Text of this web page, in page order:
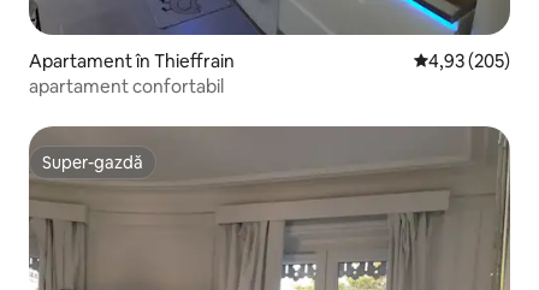
Apartament în Thieffrain Scor mediu de
4,93 (205)
apartament confortabil
Super-gazdă
Super-gazdă